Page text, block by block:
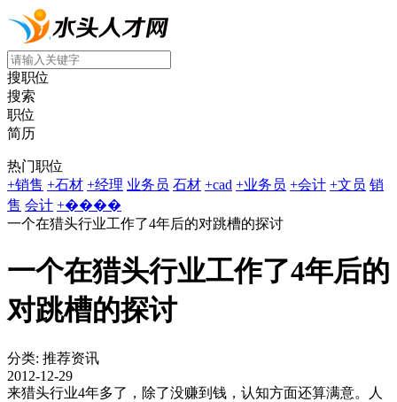
搜职位
搜索
职位
简历
热门职位
+销售 +石材 +经理 业务员 石材 +cad +业务员 +会计 +文员 销
售 会计 +����
一个在猎头行业工作了4年后的对跳槽的探讨
一个在猎头行业工作了4年后的
对跳槽的探讨
分类: 推荐资讯
2012-12-29
来猎头行业4年多了，除了没赚到钱，认知方面还算满意。人